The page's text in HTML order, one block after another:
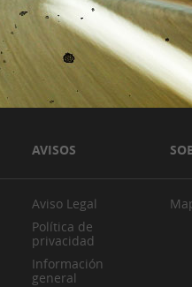
AVISOS
Aviso Legal
Política de
privacidad
Información
general